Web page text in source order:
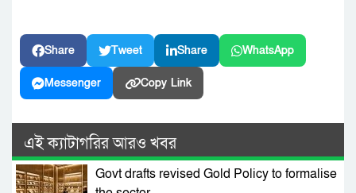
Share Tweet Share WhatsApp
Messenger Copy Link
এই ক্যাটাগরির আরও খবর
Govt drafts revised Gold Policy to formalise